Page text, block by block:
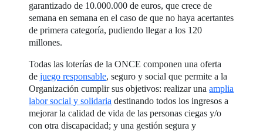
garantizado de 10.000.000 de euros, que crece de
semana en semana en el caso de que no haya acertantes
de primera categoría, pudiendo llegar a los 120
millones.
Todas las loterías de la ONCE componen una oferta
dejuego responsable, seguro y social que permite a la
Organización cumplir sus objetivos: realizar unaamplia
labor social y solidaria destinando todos los ingresos a
mejorar la calidad de vida de las personas ciegas y/o
con otra discapacidad; y una gestión segura y